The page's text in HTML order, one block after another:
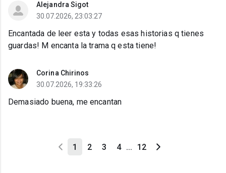
Alejandra Sigot
30.07.2026, 23:03:27
Encantada de leer esta y todas esas historias q tienes
guardas! M encanta la trama q esta tiene!
Corina Chirinos
30.07.2026, 19:33:26
Demasiado buena, me encantan
1 2 3 4 ... 12